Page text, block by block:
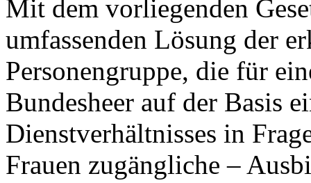
Mit dem vorliegenden
umfassenden Lösung der
Personengruppe, die für
Bundesheer auf der Basis
Dienstverhältnisses in
Frauen zugängliche –